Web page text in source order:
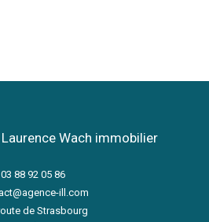
Laurence Wach immobilier
03 88 92 05 86
ill.com
de Strasbourg